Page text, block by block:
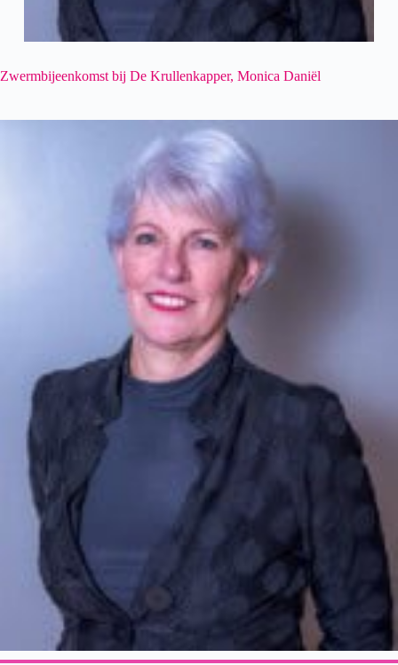
Zwermbijeenkomst bij De Krullenkapper, Monica Daniël